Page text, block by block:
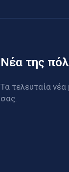
Νέα της
Τα τελευταία
σας.